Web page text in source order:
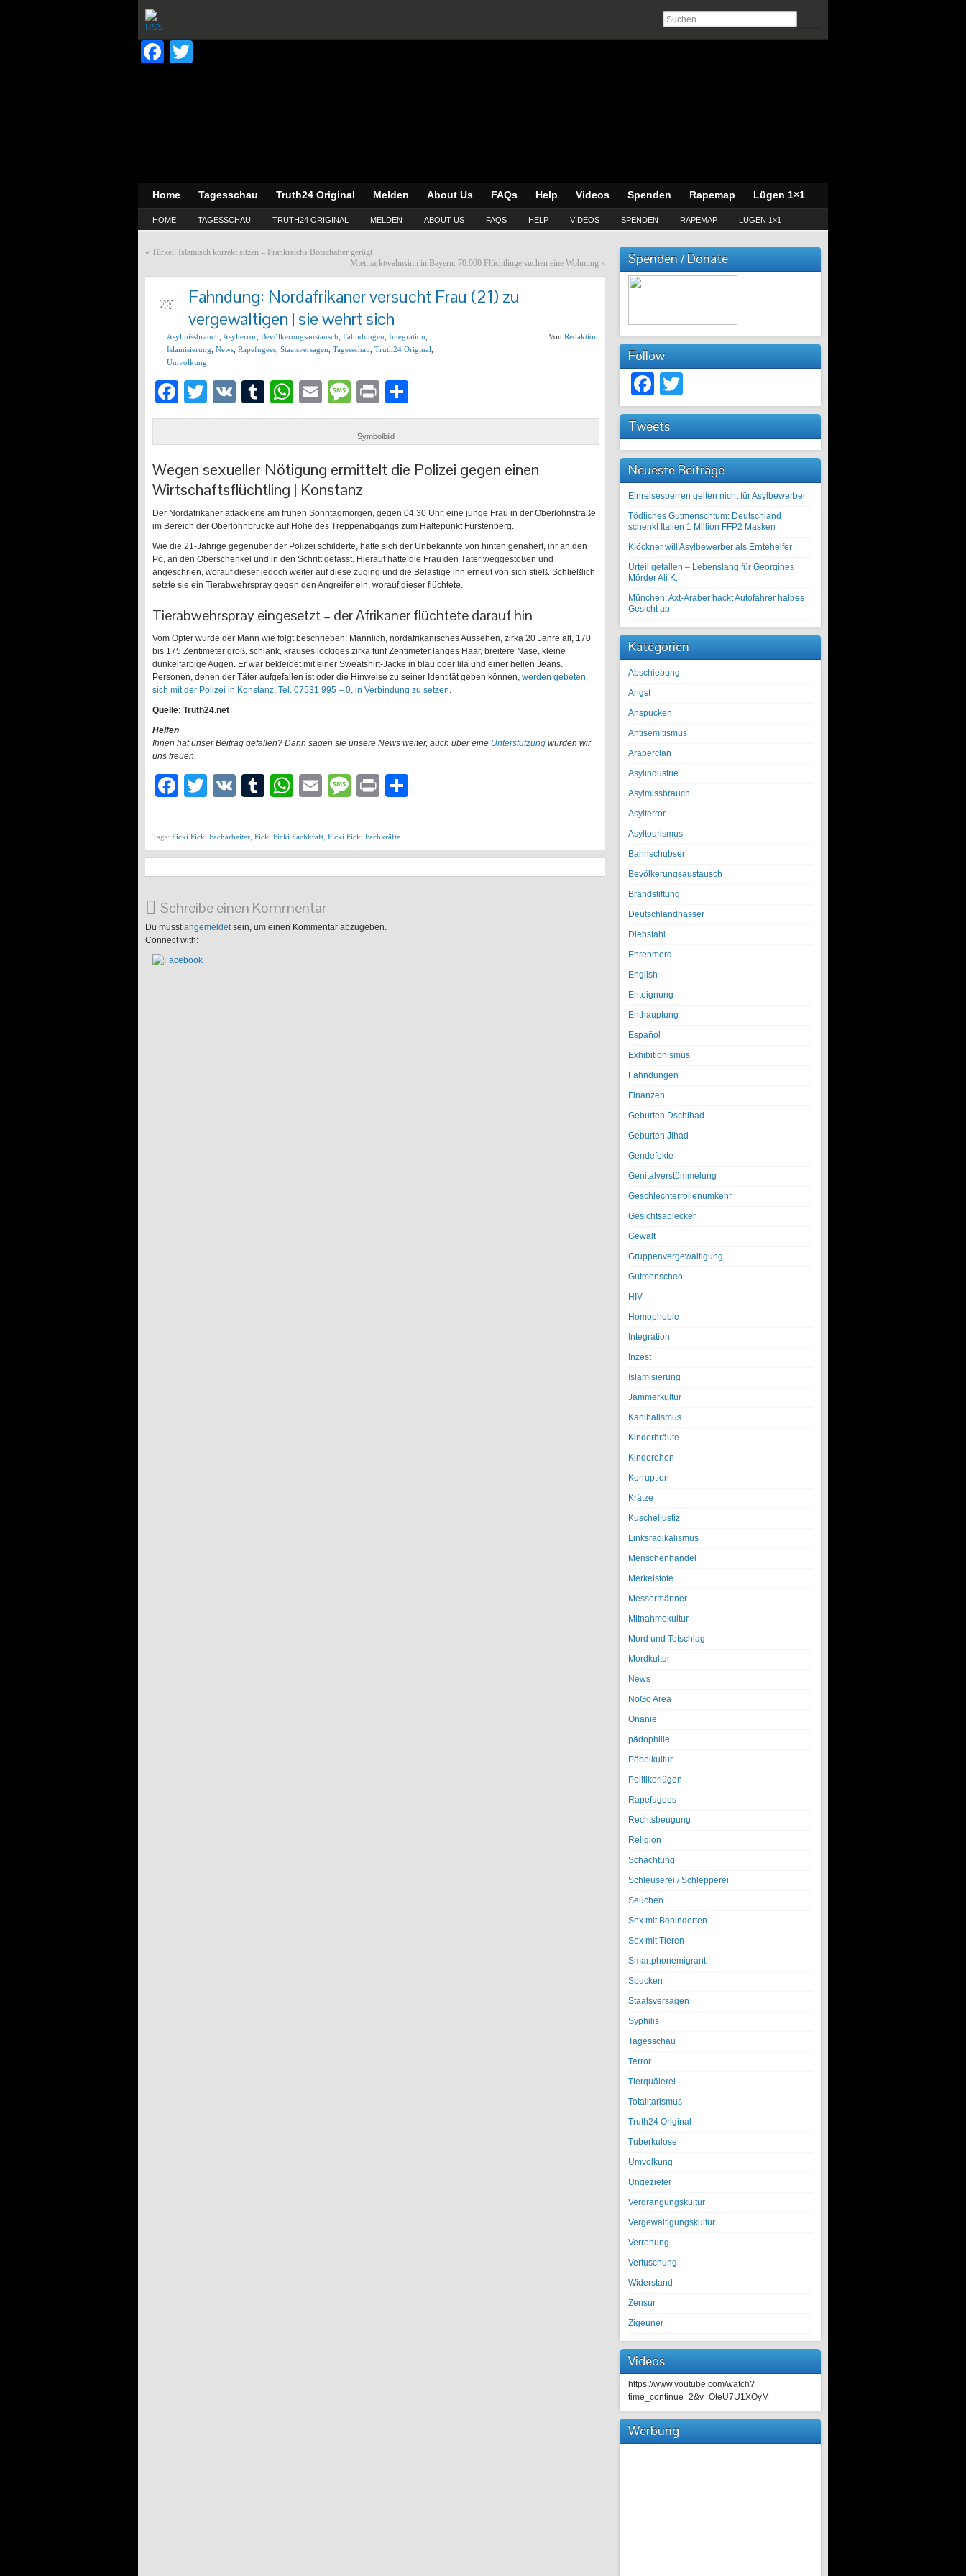
Facebook
Home Tagesschau Truth24 Original Melden About Us FAQs Help Videos Spenden Rapemap Lügen 1×1
HOME TAGESSCHAU TRUTH24 ORIGINAL MELDEN ABOUT US FAQS HELP VIDEOS SPENDEN RAPEMAP LÜGEN 1×1
« Türkei: Islamisch korrekt sitzen – Frankreichs Botschafter gerügt
Mietmarktwahnsinn in Bayern: 70.000 Flüchtlinge suchen eine Wohnung »
28
Fahndung: Nordafrikaner versucht Frau (21) zu
vergewaltigen | sie wehrt sich
Asylmissbrauch Asylterror Bevölkerungsaustausch Fahndungen Integration
Islamisierung News Rapefugees Staatsversagen Tagesschau Truth24 Original
Umvolkung
Von Redaktion
Facebook
Twitter
VK Tumblr
WhatsApp
EmailMessage
Print
Symbolbild
Wegen sexueller Nötigung ermittelt die Polizei gegen einen
Wirtschaftsflüchtling | Konstanz
Der Nordafrikaner attackierte am frühen Sonntagmorgen, gegen 04.30 Uhr, eine junge Frau in der Oberlohnstraße
im Bereich der Oberlohnbrücke auf Höhe des Treppenabgangs zum Haltepunkt Fürstenberg.
Wie die 21-Jährige gegenüber der Polizei schilderte, hatte sich der Unbekannte von hinten genähert, ihr an den
Po, an den Oberschenkel und in den Schritt gefasst. Hierauf hatte die Frau den Täter weggestoßen und
angeschrien, worauf dieser jedoch weiter auf diese zuging und die Belästige ihn erneut von sich stieß. Schließlich
setzte sie ein Tierabwehrspray gegen den Angreifer ein, worauf dieser flüchtete.
Tierabwehrspray eingesetzt – der Afrikaner flüchtete darauf hin
Vom Opfer wurde der Mann wie folgt beschrieben: Männlich, nordafrikanisches Aussehen, zirka 20 Jahre alt, 170
bis 175 Zentimeter groß, schlank, krauses lockiges zirka fünf Zentimeter langes Haar, breitere Nase, kleine
dunkelfarbige Augen. Er war bekleidet mit einer Sweatshirt-Jacke in blau oder lila und einer hellen Jeans.
Personen, denen der Täter aufgefallen ist oder die Hinweise zu seiner Identität geben können, werden gebeten,
sich mit der Polizei in Konstanz, Tel. 07531 995 – 0, in Verbindung zu setzen.
Quelle: Truth24.net
Helfen
Ihnen hat unser Beitrag gefallen? Dann sagen sie unsere News weiter, auch über eine Unterstützung würden wir
uns freuen.
Facebook
Twitter
VK Tumblr
WhatsApp
EmailMessage
Print
Tags: Ficki Ficki Facharbeiter Ficki Ficki Fachkraft Ficki Ficki Fachkräfte
Schreibe einen Kommentar
Du musstangemeldetsein, um einen Kommentar abzugeben.
Connect with:
Spenden / Donate
Follow
Facebook
Tweets
Neueste Beiträge
Einreisesperren gelten nicht für Asylbewerber
Tödliches Gutmenschtum: Deutschland
schenkt Italien 1 Million FFP2 Masken
Klöckner will Asylbewerber als Erntehelfer
Urteil gefallen – Lebenslang für Georgines
Mörder Ali K.
München: Axt-Araber hackt Autofahrer halbes
Gesicht ab
Kategorien
Abschiebung
Angst
Anspucken
Antisemitismus
Araberclan
Asylindustrie
Asylmissbrauch
Asylterror
Asyltourismus
Bahnschubser
Bevölkerungsaustausch
Brandstiftung
Deutschlandhasser
Diebstahl
Ehrenmord
English
Enteignung
Enthauptung
Español
Exhibitionismus
Fahndungen
Finanzen
Geburten Dschihad
Geburten Jihad
Gendefekte
Genitalverstümmelung
Geschlechterrollenumkehr
Gesichtsablecker
Gewalt
Gruppenvergewaltigung
Gutmenschen
HIV
Homophobie
Integration
Inzest
Islamisierung
Jammerkultur
Kanibalismus
Kinderbräute
Kinderehen
Korruption
Krätze
Kuscheljustiz
Linksradikalismus
Menschenhandel
Merkelstote
Messermänner
Mitnahmekultur
Mord und Totschlag
Mordkultur
News
NoGo Area
Onanie
pädophilie
Pöbelkultur
Politikerlügen
Rapefugees
Rechtsbeugung
Religion
Schächtung
Schleuserei / Schlepperei
Seuchen
Sex mit Behinderten
Sex mit Tieren
Smartphonemigrant
Spucken
Staatsversagen
Syphilis
Tagesschau
Terror
Tierquälerei
Totalitarismus
Truth24 Original
Tuberkulose
Umvolkung
Ungeziefer
Verdrängungskultur
Vergewaltigungskultur
Verrohung
Vertuschung
Widerstand
Zensur
Zigeuner
Videos
https://www.youtube.com/watch?
time_continue=2&v=OteU7U1XOyM
Werbung